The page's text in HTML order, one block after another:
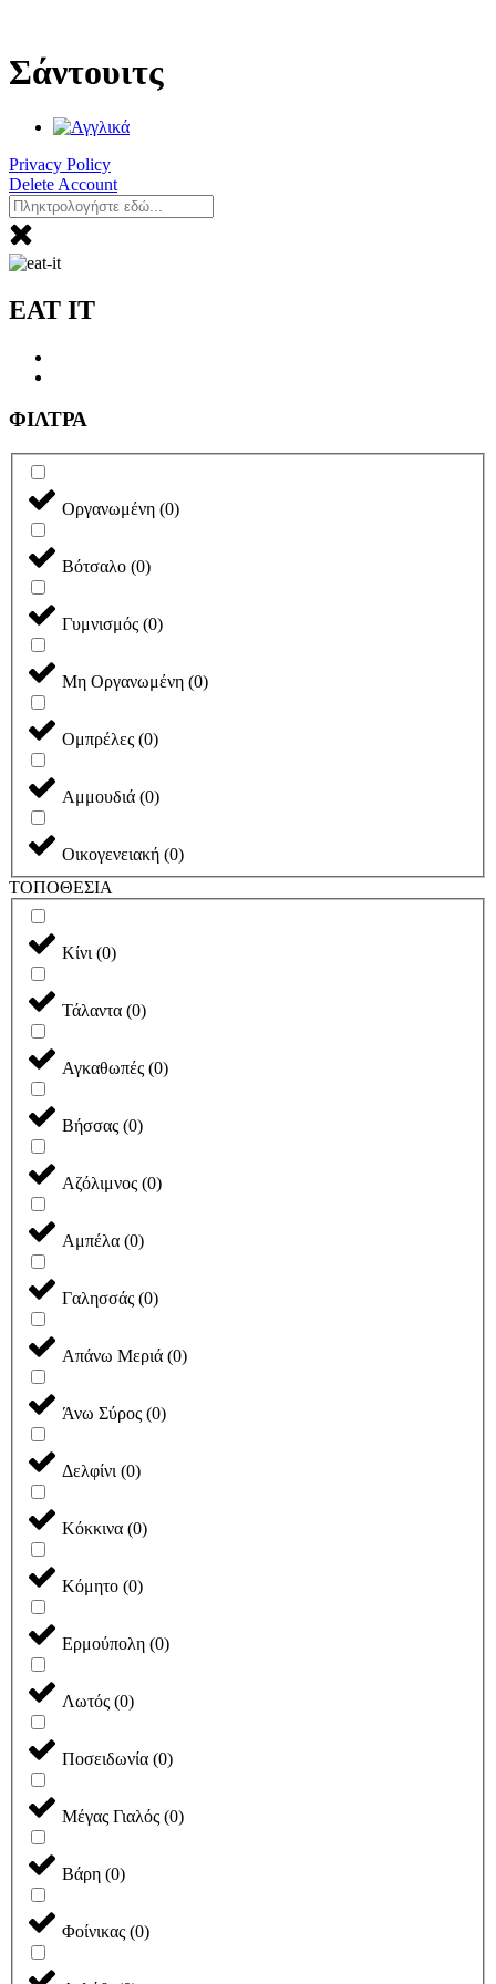
περιεχόμενο
Σάντουιτς
Privacy Policy
Delete Account
EAT IT
ΦΙΛΤΡΑ
Οργανωμένη (0)
Βότσαλο (0)
Γυμνισμός (0)
Μη Οργανωμένη (0)
Ομπρέλες (0)
Αμμουδιά (0)
Οικογενειακή (0)
ΤΟΠΟΘΕΣΙΑ
Κίνι (0)
Τάλαντα (0)
Αγκαθωπές (0)
Βήσσας (0)
Αζόλιμνος (0)
Αμπέλα (0)
Γαλησσάς (0)
Απάνω Μεριά (0)
Άνω Σύρος (0)
Δελφίνι (0)
Κόκκινα (0)
Κόμητο (0)
Ερμούπολη (0)
Λωτός (0)
Ποσειδωνία (0)
Μέγας Γιαλός (0)
Βάρη (0)
Φοίνικας (0)